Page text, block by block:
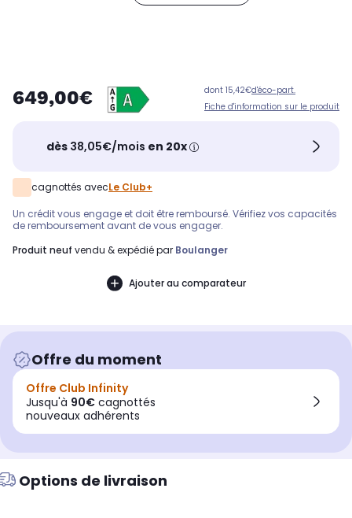
649,00€ dont 15,42€d'éco-part.
Fiche d'information sur le produit
dès 38,05€/mois en 20x
cagnottés avecLe Club+
Un crédit vous engage et doit être remboursé. Vérifiez vos capacités
de remboursement avant de vous engager.
produit neuf vendu & expédié par Boulanger
Ajouter au comparateur
Offre du moment
Offre Club Infinity
Jusqu'à 90€ cagnottés
nouveaux adhérents
Options de livraison